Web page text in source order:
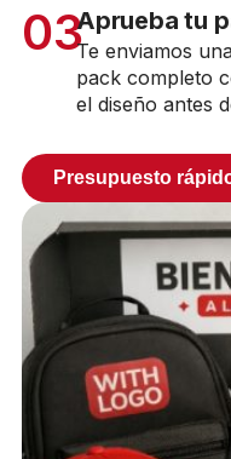
03Aprueba tu
Te enviamos
pack completo
el diseño antes
Presupuesto